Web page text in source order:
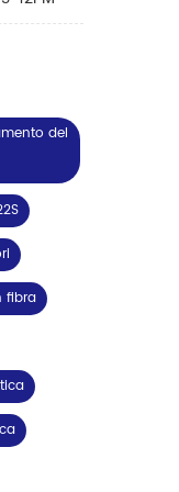
del
fibra